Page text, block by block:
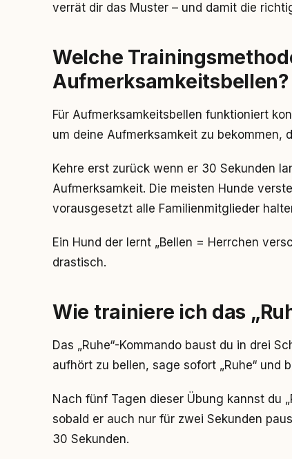
verrät dir das Muster – und damit die
Welche
Aufmerksamkeitsbellen?
Für Aufmerksamkeitsbellen funktioniert
um deine Aufmerksamkeit zu bekommen,
Kehre erst zurück wenn er 30 Sekunden
Aufmerksamkeit. Die meisten Hunde
vorausgesetzt alle Familienmitglieder
Ein Hund der lernt „Bellen = Herrchen
drastisch.
Wie trainiere ich das
Das „Ruhe“-Kommando baust du in drei
aufhört zu bellen, sage sofort „Ruhe“ und
Nach fünf Tagen dieser Übung kannst du
sobald er auch nur für zwei Sekunden
30 Sekunden.